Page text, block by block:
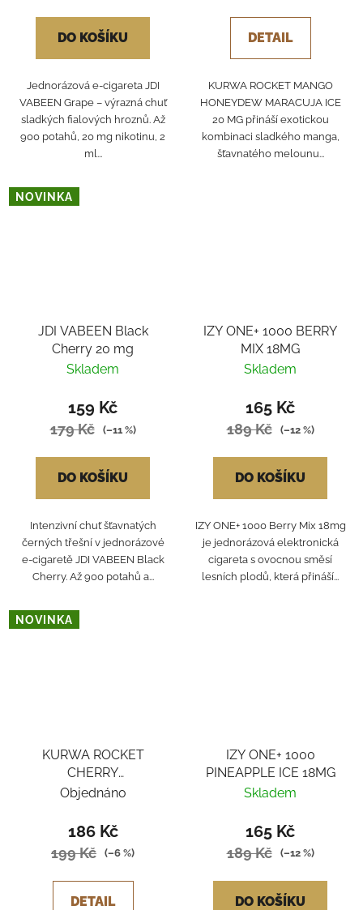
DO KOŠÍKU
Jednorázová e-cigareta JDI
VABEEN Grape – výrazná chuť
sladkých fialových hroznů. Až
900 potahů, 20 mg nikotinu, 2
ml...
DETAIL
KURWA ROCKET MANGO
HONEYDEW MARACUJA ICE
20 MG přináší exotickou
kombinaci sladkého manga,
šťavnatého melounu...
NOVINKA
JDI VABEEN Black
Cherry 20 mg
Skladem
159 Kč
179 Kč (–11 %)
DO KOŠÍKU
Intenzivní chuť šťavnatých
černých třešní v jednorázové
e-cigaretě JDI VABEEN Black
Cherry. Až 900 potahů a...
IZY ONE+ 1000 BERRY
MIX 18MG
Skladem
165 Kč
189 Kč (–12 %)
DO KOŠÍKU
IZY ONE+ 1000 Berry Mix 18mg
je jednorázová elektronická
cigareta s ovocnou směsí
lesních plodů, která přináší...
NOVINKA
KURWA ROCKET
CHERRY
WATERMELON ICE
Objednáno
186 Kč
199 Kč (–6 %)
DETAIL
IZY ONE+ 1000
PINEAPPLE ICE 18MG
Skladem
165 Kč
189 Kč (–12 %)
DO KOŠÍKU